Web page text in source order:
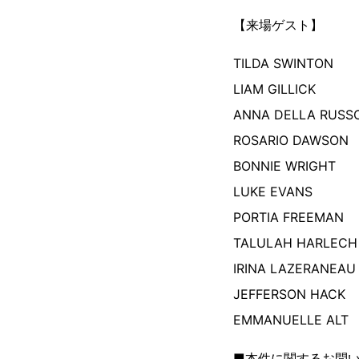
【来場ゲスト】
TILDA SWINTON
LIAM GILLICK
ANNA DELLA
ROSARIO DAWSON
BONNIE WRIGHT
LUKE EVANS
PORTIA FREEMAN
TALULAH HARLECH
IRINA LAZERANEAU
JEFFERSON HACK
EMMANUELLE ALT